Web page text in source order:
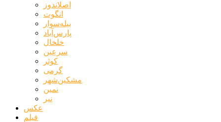
اصلاندوز
انگوت
بیله‌سوار
پارس‌آباد
خلخال
سرعین
کوثر
گرمی
مشکین‌شهر
نمین
نیر
عکس
فیلم